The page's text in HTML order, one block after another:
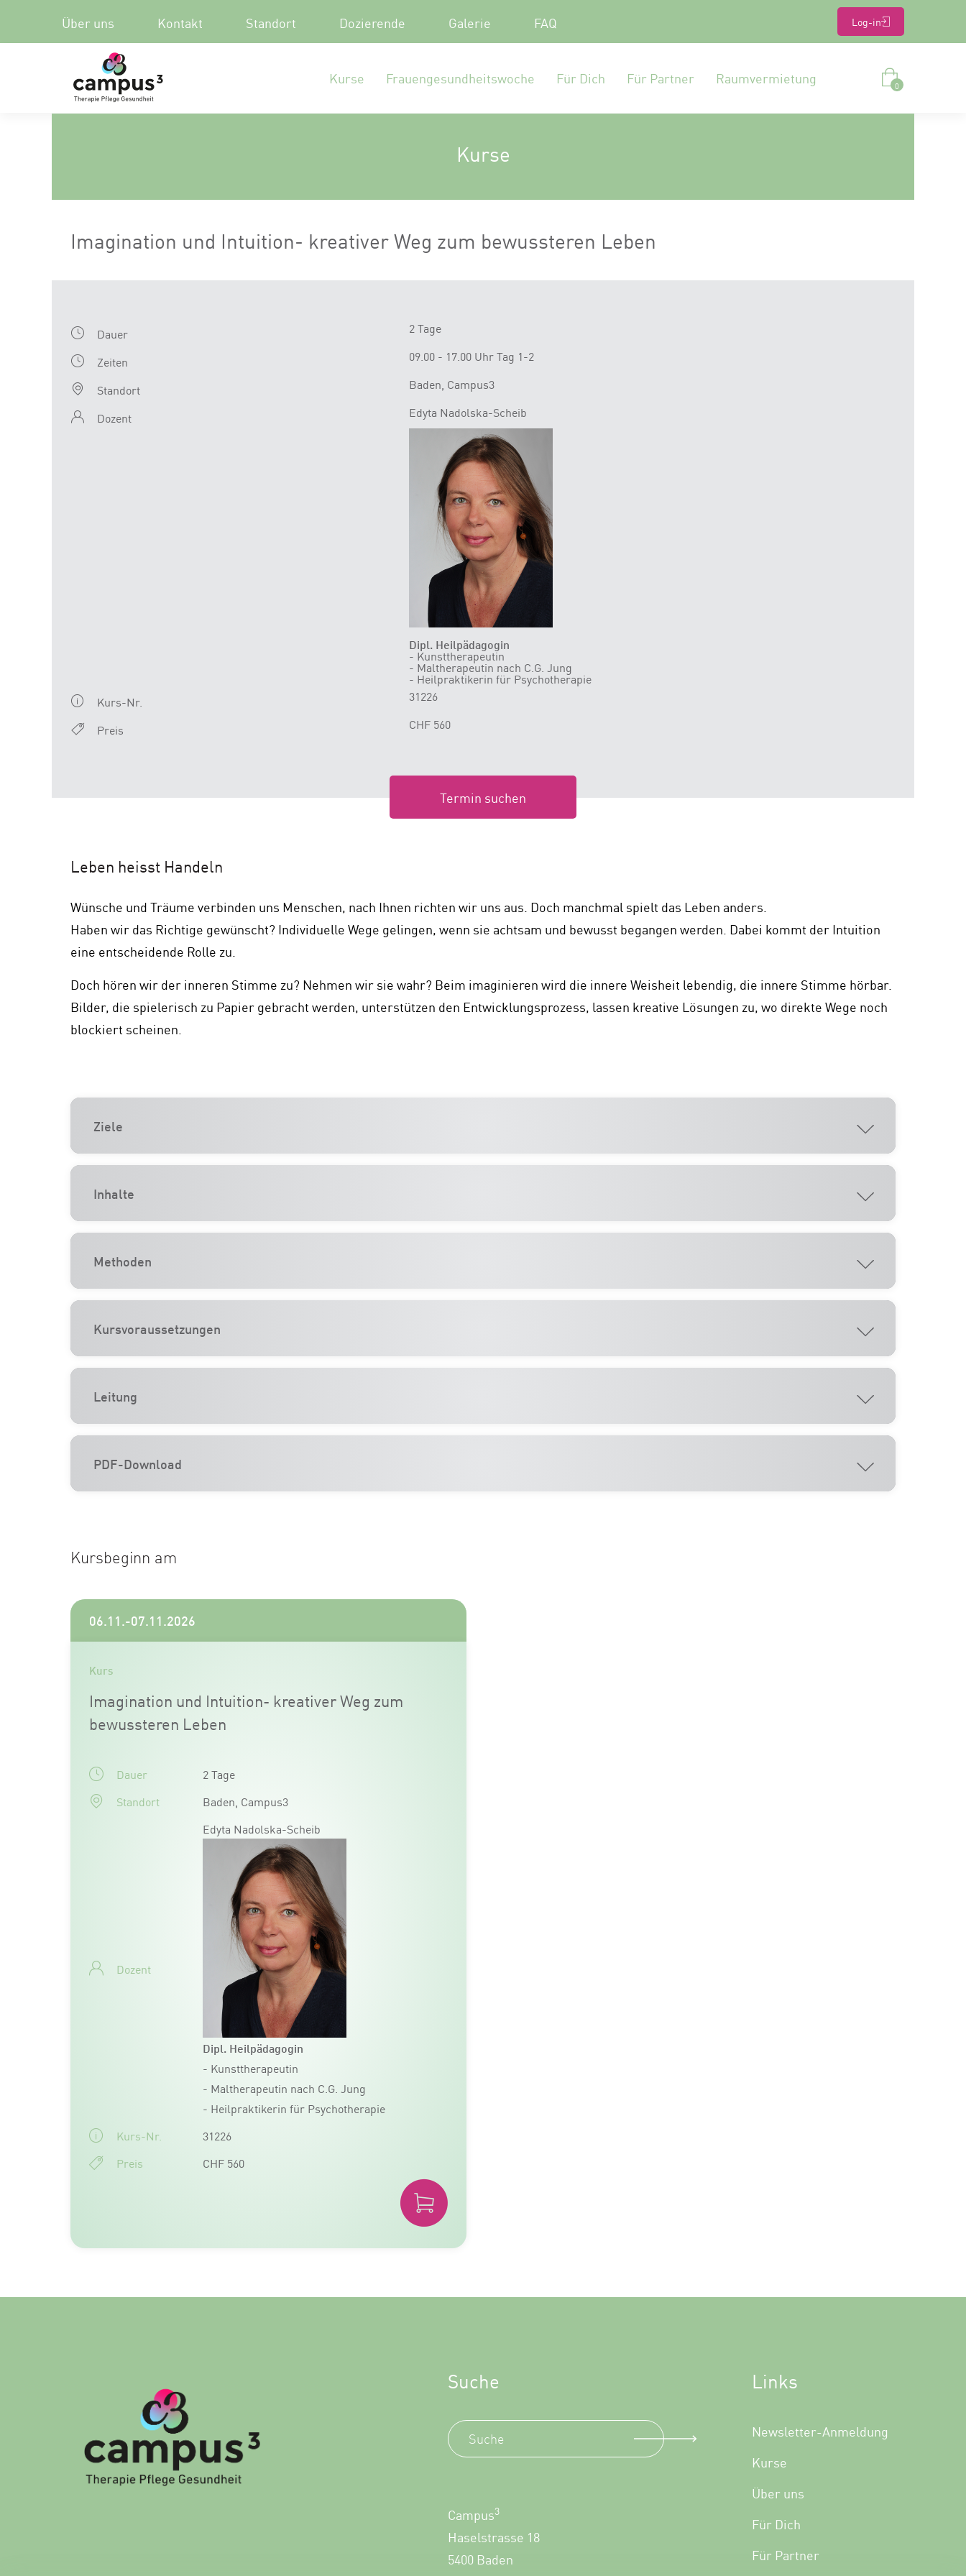
Über uns Kontakt Standort Dozierende Galerie FAQ Log-in
Kurse Frauengesundheitswoche Für Dich Für Partner Raumvermietung 0
Kurse
Imagination und Intuition- kreativer Weg zum bewussteren Leben
Dauer
2 Tage
Zeiten
09.00 - 17.00 Uhr Tag 1-2
Standort
Baden, Campus3
Dozent
Edyta Nadolska-Scheib
Dipl. Heilpädagogin
- Kunsttherapeutin
- Maltherapeutin nach C.G. Jung
- Heilpraktikerin für Psychotherapie
Kurs-Nr.
31226
Preis
CHF 560
Termin suchen
Leben heisst Handeln
Wünsche und Träume verbinden uns Menschen, nach Ihnen richten wir uns aus. Doch manchmal spielt das Leben anders.
Haben wir das Richtige gewünscht? Individuelle Wege gelingen, wenn sie achtsam und bewusst begangen werden. Dabei kommt der Intuition
eine entscheidende Rolle zu.
Doch hören wir der inneren Stimme zu? Nehmen wir sie wahr? Beim imaginieren wird die innere Weisheit lebendig, die innere Stimme hörbar.
Bilder, die spielerisch zu Papier gebracht werden, unterstützen den Entwicklungsprozess, lassen kreative Lösungen zu, wo direkte Wege noch
blockiert scheinen.
Ziele
Inhalte
Methoden
Kursvoraussetzungen
Leitung
PDF-Download
Kursbeginn am
06.11.-07.11.2026
Kurs
Imagination und Intuition- kreativer Weg zum
bewussteren Leben
Dauer
2 Tage
Standort
Baden, Campus3
Dozent
Edyta Nadolska-Scheib
Dipl. Heilpädagogin
- Kunsttherapeutin
- Maltherapeutin nach C.G. Jung
- Heilpraktikerin für Psychotherapie
Kurs-Nr.
31226
Preis
CHF 560
Suche
Campus3
Haselstrasse 18
5400 Baden
Links
Newsletter-Anmeldung
Kurse
Über uns
Für Dich
Für Partner